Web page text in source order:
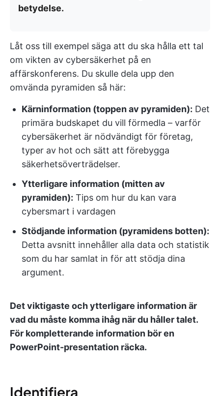
betydelse.
Låt oss till exempel säga att du ska hålla ett tal
om vikten av cybersäkerhet på en
affärskonferens. Du skulle dela upp den
omvända pyramiden så här:
Kärninformation (toppen av pyramiden): Det
primära budskapet du vill förmedla – varför
cybersäkerhet är nödvändigt för företag,
typer av hot och sätt att förebygga
säkerhetsöverträdelser.
Ytterligare information (mitten av
pyramiden): Tips om hur du kan vara
cybersmart i vardagen
Stödjande information (pyramidens botten):
Detta avsnitt innehåller alla data och statistik
som du har samlat in för att stödja dina
argument.
Det viktigaste och ytterligare information är
vad du måste komma ihåg när du håller talet.
För kompletterande information bör en
PowerPoint-presentation räcka.
Identifiera